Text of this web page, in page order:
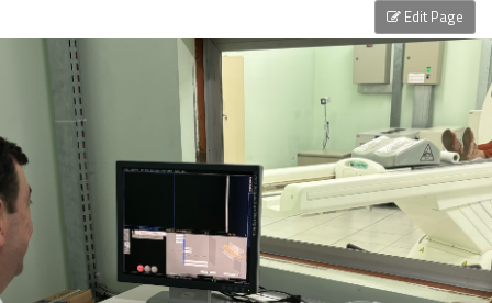
Edit Page